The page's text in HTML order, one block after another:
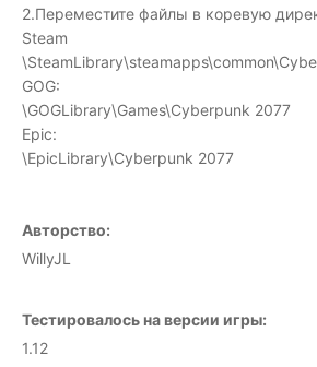
2.Переместите файлы в коревую
Steam
GOG:
\GOGLibrary\Games\Cyberpunk 2077
Epic:
\EpicLibrary\Cyberpunk 2077
Авторство:
WillyJL
Тестировалось на версии игры:
1.12